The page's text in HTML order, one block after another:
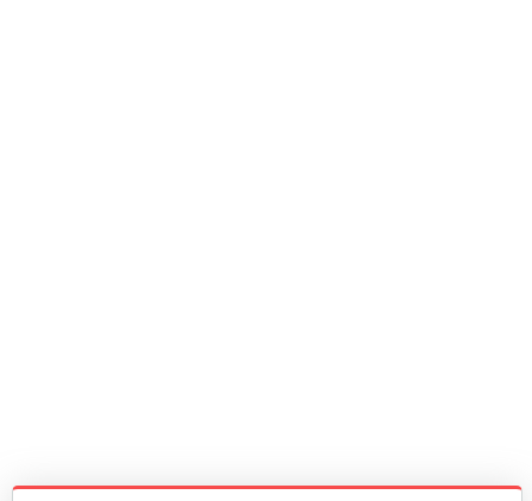
325 руб Смотреть